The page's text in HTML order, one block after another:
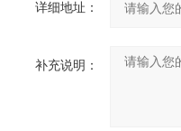
详细地址：
补充说明：